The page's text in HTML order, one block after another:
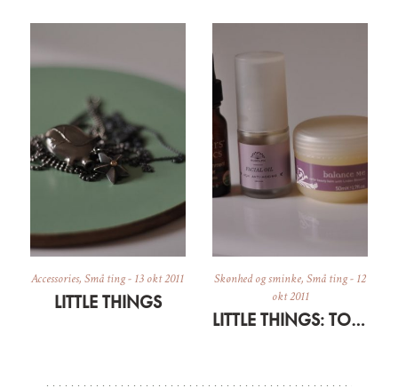
Accessories,Små ting- 13 okt 2011
LITTLE THINGS
Skønhed og sminke,Små ting- 12
okt 2011
LITTLE THINGS: TO THE RESCUE